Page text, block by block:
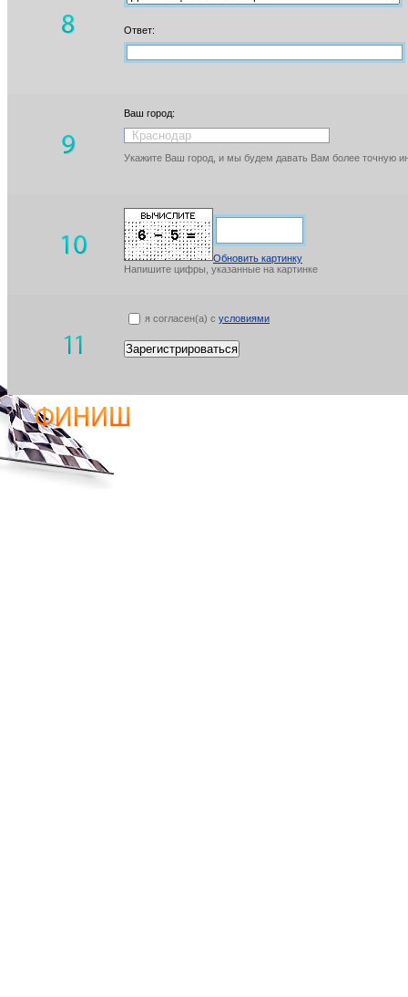
Ответ:
Ваш город:
Укажите Ваш город, и мы будем давать Вам более точную
Обновить картинку
Напишите цифры, указанные на картинке
я согласен(а) с условиями
Зарегистрироваться